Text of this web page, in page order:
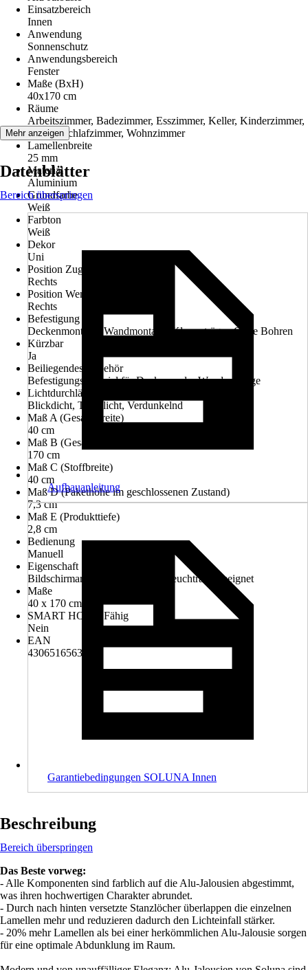
Einsatzbereich
Innen
Anwendung
Sonnenschutz
Anwendungsbereich
Fenster
Maße (BxH)
40x170 cm
Räume
Arbeitszimmer, Badezimmer, Esszimmer, Keller, Kinderzimmer,
Küche, Schlafzimmer, Wohnzimmer
Lamellenbreite
25 mm
Material
Aluminium
Grundfarbe
Weiß
Farbton
Weiß
Dekor
Uni
Position Zugvorrichtung
Rechts
Position Wendestab
Rechts
Befestigung
Deckenmontage, Wandmontage, Klemmträger, Ohne Bohren
Kürzbar
Ja
Beiliegendes Zubehör
Befestigungsmaterial für Decken- oder Wandmontage
Lichtdurchlässigkeit
Blickdicht, Tageslicht, Verdunkelnd
Maß A (Gesamtbreite)
40 cm
Maß B (Gesamthöhe)
170 cm
Maß C (Stoffbreite)
40 cm
Maß D (Pakethöhe im geschlossenen Zustand)
7,3 cm
Maß E (Produkttiefe)
2,8 cm
Bedienung
Manuell
Eigenschaft
Bildschirmarbeitsplatzgeeignet, Feuchtraumgeeignet
Maße
40 x 170 cm
SMART HOME Fähig
Nein
EAN
4306516563494
Mehr anzeigen
Datenblätter
Bereich überspringen
Aufbauanleitung
Garantiebedingungen SOLUNA Innen
Beschreibung
Bereich überspringen
Das Beste vorweg:
- Alle Komponenten sind farblich auf die Alu-Jalousien abgestimmt,
was ihren hochwertigen Charakter abrundet.
- Durch nach hinten versetzte Stanzlöcher überlappen die einzelnen
Lamellen mehr und reduzieren dadurch den Lichteinfall stärker.
- 20% mehr Lamellen als bei einer herkömmlichen Alu-Jalousie sorgen
für eine optimale Abdunklung im Raum.